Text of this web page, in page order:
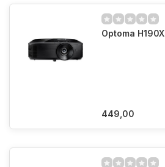
Optoma H190X
449,00